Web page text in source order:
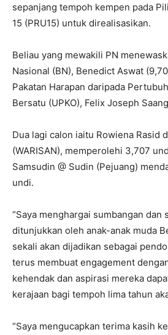
sepanjang tempoh kempen pada
15 (PRU15) untuk direalisasikan.
Beliau yang mewakili PN
Nasional (BN), Benedict Aswat
Pakatan Harapan daripada
Bersatu (UPKO), Felix Joseph
Dua lagi calon iaitu Rowiena Rasid
(WARISAN), memperolehi 3,707
Samsudin @ Sudin (Pejuang)
undi.
“Saya menghargai sumbangan dan
ditunjukkan oleh anak-anak muda
sekali akan dijadikan sebagai
terus membuat engagement
kehendak dan aspirasi mereka
kerajaan bagi tempoh lima tahun
“Saya mengucapkan terima kasih